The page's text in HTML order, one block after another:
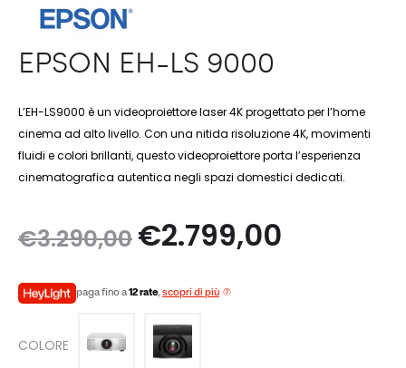
EPSON EH-LS 9000
L’EH-LS9000 è un videoproiettore laser 4K progettato per l’home
cinema ad alto livello. Con una nitida risoluzione 4K, movimenti
fluidi e colori brillanti, questo videoproiettore porta l’esperienza
cinematografica autentica negli spazi domestici dedicati.
€3.290,00 Il
era:
€2.799,00
paga fino a12 rate, scopri di più
COLORE